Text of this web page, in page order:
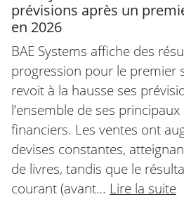
prévisions après un
en 2026
BAE Systems affiche des
progression pour le premier
revoit à la hausse ses
l’ensemble de ses
financiers. Les ventes ont
devises constantes,
de livres, tandis que le
courant (avant… Lire la suite